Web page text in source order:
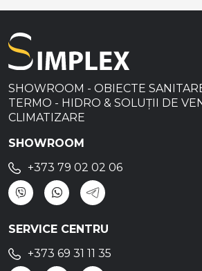
SHOWROOM - OBIECTE
TERMO - HIDRO & SOLUȚII DE
CLIMATIZARE
SHOWROOM
+373 79 02 02 06
SERVICE CENTRU
+373 69 31 11 35